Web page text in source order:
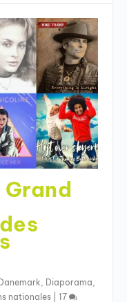
Danemark, Diaporama,
nationales |17